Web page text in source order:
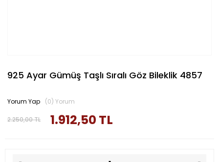
925 Ayar Gümüş Taşlı Sıralı Göz Bileklik 4857
2.250,00 TL 1.912,50 TL
Yorum Yap (0) Yorum